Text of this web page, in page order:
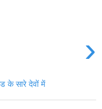
›
के सारे देवों में